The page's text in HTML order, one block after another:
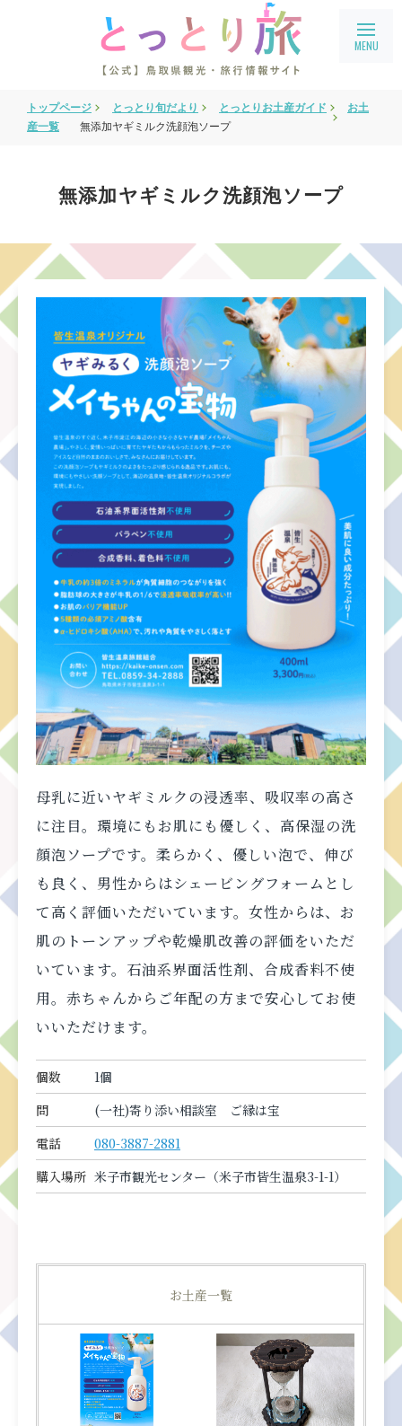
旅行会社・企業向け情報
鳥取県フィルムコミッション
アクセス
宿泊案内
language English
お問い合わせ
トップページ とっとり旬だより とっとりお土産ガイド
お土
産一覧
無添加ヤギミルク洗顔泡ソープ
無添加ヤギミルク洗顔泡ソープ
母乳に近いヤギミルクの浸透率、吸収率の高さ
に注目。環境にもお肌にも優しく、高保湿の洗
顔泡ソープです。柔らかく、優しい泡で、伸び
も良く、男性からはシェービングフォームとし
て高く評価いただいています。女性からは、お
肌のトーンアップや乾燥肌改善の評価をいただ
いています。石油系界面活性剤、合成香料不使
用。赤ちゃんからご年配の方まで安心してお使
いいただけます。
個数
1個
問
(一社)寄り添い相談室 ご縁は宝
電話
080-3887-2881
購入場所 米子市観光センター（米子市皆生温泉3-1-1）
お土産一覧